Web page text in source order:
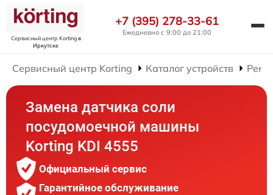
Сервисный центр Kortingв
Иркутске
+7 (395) 278-33-61
Ежедневно с 9:00 до 21:00
Сервисный центр Korting Каталог устройств
Замена датчика соли
посудомоечной машины
Korting KDI 4555
Официальный сервис
Гарантийное обслуживание